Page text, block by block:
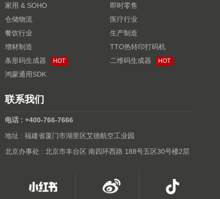
家用 & SOHO
即时零售
仓储物流
医疗行业
餐饮行业
生产制造
增材制造
TTO热转印打码机
条形码生成器
HOT 二维码生成器 HOT
鸿蒙通用SDK
联系我们
电话 : +400-766-7666
地址 : 福建省厦门市湖里区艾德航空工业园
北京办事处 : 北京市丰台区 南四环西路 188号五区30号楼2层